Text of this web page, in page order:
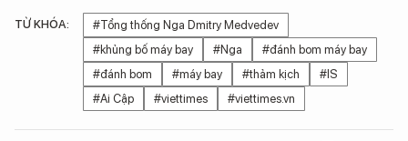
TỪ KHÓA:
#Tổng thống Nga Dmitry Medvedev
#khủng bố máy bay
#Nga
#đánh bom máy bay
#đánh bom
#máy bay #thảm kịch
#IS
#Ai Cập
#viettimes #viettimes.vn